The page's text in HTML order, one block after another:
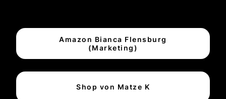
Amazon Bianca Flensburg
(Marketing)
Shop von Matze K